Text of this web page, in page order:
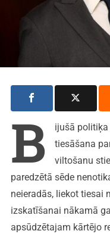
B ijušā politiķa
tiesāšana
viltošanu
paredzētā sēde
neieradās, liekot tiesai
izskatīšanai nākamā
apsūdzētajam kārtējo